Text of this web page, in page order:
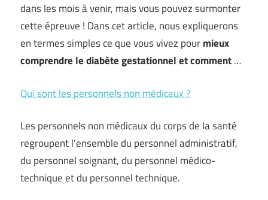
dans les mois à venir, mais vous pouvez surmonter
cette épreuve ! Dans cet article, nous expliquerons
en termes simples ce que vous vivez pourmieux
comprendre le diabète gestationnel et comment…
Qui sont les personnels non médicaux ?
Les personnels non médicaux du corps de la santé
regroupent l’ensemble du personnel administratif,
du personnel soignant, du personnel médico-
technique et du personnel technique.